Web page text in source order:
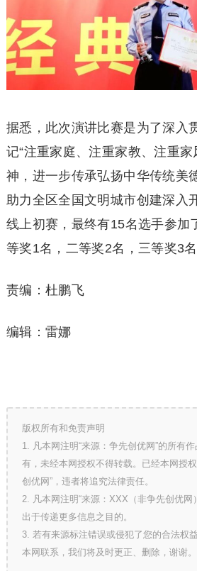
据悉，此次演讲比赛是为了深入
记“注重家庭、注重家教、注重家
神，进一步传承弘扬中华传统美
助力全区全国文明城市创建深入
线上初赛，最终有15名选手参加
等奖1名，二等奖2名，三等奖3名
责编：杜鹏飞
编辑：雷娜
版权所有和免责声明
1. 凡本网注明“来源：争先创优网”的所有
有，未经本网授权不得转载。已经本网授
创优网”，违者将追究法律责任。
2. 凡本网注明“来源：XXX（非争先创优网
出于传递更多信息之目的。
3. 若有来源标注错误或侵犯了您的合法权
本网联系，我们将及时更正、删除，谢谢。